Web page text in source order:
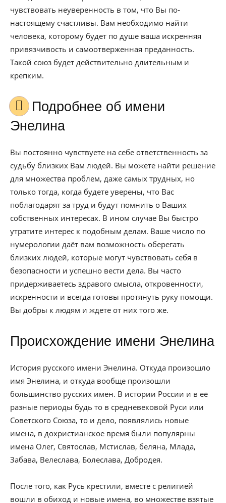
чувствовать неуверенность в том, что Вы по-
настоящему счастливы. Вам необходимо найти
человека, которому будет по душе ваша искренняя
привязчивость и самоотверженная преданность.
Такой союз будет действительно длительным и
крепким.
Подробнее об имени
Энелина
Вы постоянно чувствуете на себе ответственность за
судьбу близких Вам людей. Вы можете найти решение
для множества проблем, даже самых трудных, но
только тогда, когда будете уверены, что Вас
поблагодарят за труд и будут помнить о Ваших
собственных интересах. В ином случае Вы быстро
утратите интерес к подобным делам. Ваше число по
нумерологии даёт вам возможность оберегать
близких людей, которые могут чувствовать себя в
безопасности и успешно вести дела. Вы часто
придерживаетесь здравого смысла, откровенности,
искренности и всегда готовы протянуть руку помощи.
Вы добры к людям и ждете от них того же.
Происхождение имени Энелина
История русского имени Энелина. Откуда произошло
имя Энелина, и откуда вообще произошли
большинство русских имен. В истории России и в её
разные периоды будь то в средневековой Руси или
Советского Союза, то и дело, появлялись новые
имена, в дохристианское время были популярны
имена Олег, Святослав, Мстислав, беляна, Млада,
Забава, Велеслава, Болеслава, Добродея.
После того, как Русь крестили, вместе с религией
вошли в обиход и новые имена, во множестве взятые